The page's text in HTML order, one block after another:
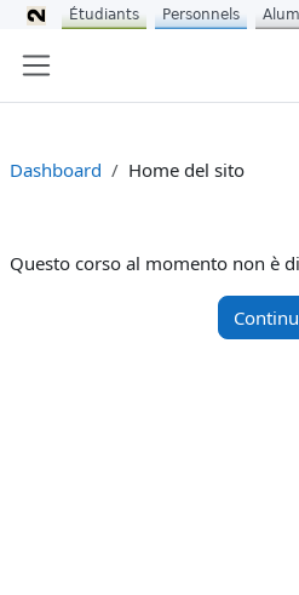
Dashboard Home del sito
Questo corso al momento non è
Étudiants Personnels